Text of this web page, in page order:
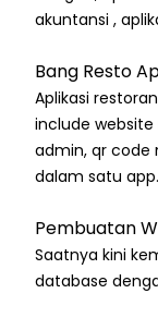
akuntansi ,
Bang Resto
Aplikasi
include website
admin, qr code
dalam satu app.
Pembuatan
Saatnya kini
database